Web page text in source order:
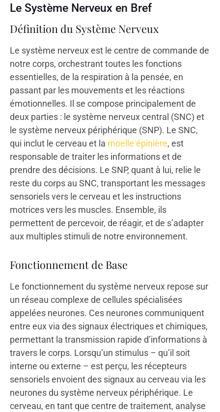
Le Système Nerveux en Bref
Définition du Système Nerveux
Le système nerveux est le centre de commande de
notre corps, orchestrant toutes les fonctions
essentielles, de la respiration à la pensée, en
passant par les mouvements et les réactions
émotionnelles. Il se compose principalement de
deux parties : le système nerveux central (SNC) et
le système nerveux périphérique (SNP). Le SNC,
qui inclut le cerveau et la moelle épinière, est
responsable de traiter les informations et de
prendre des décisions. Le SNP, quant à lui, relie le
reste du corps au SNC, transportant les messages
sensoriels vers le cerveau et les instructions
motrices vers les muscles. Ensemble, ils
permettent de percevoir, de réagir, et de s’adapter
aux multiples stimuli de notre environnement.
Fonctionnement de Base
Le fonctionnement du système nerveux repose sur
un réseau complexe de cellules spécialisées
appelées neurones. Ces neurones communiquent
entre eux via des signaux électriques et chimiques,
permettant la transmission rapide d’informations à
travers le corps. Lorsqu’un stimulus – qu’il soit
interne ou externe – est perçu, les récepteurs
sensoriels envoient des signaux au cerveau via les
neurones du système nerveux périphérique. Le
cerveau, en tant que centre de traitement, analyse